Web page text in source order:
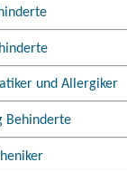
und Allergiker
Behinderte